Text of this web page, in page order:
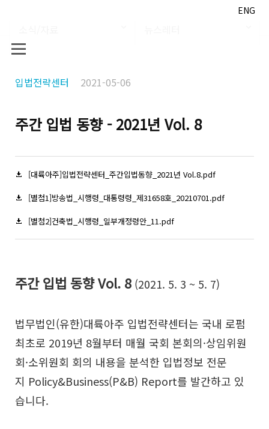
ENG
입법전략센터 2021-05-06
주간 입법 동향 - 2021년 Vol. 8
[대륙아주]입법전략센터_주간입법동향_2021년 Vol.8.pdf
[별첨1]방송법_시행령_대통령령_제31658호_20210701.pdf
[별첨2]건축법_시행령_일부개정령안_11.pdf
주간 입법 동향 Vol. 8 (2021. 5. 3 ~ 5. 7)
법무법인(유한)대륙아주 입법전략센터는 국내 로펌
최초로 2019년 8월부터 매월 국회 본회의·상임위원
회·소위원회 회의 내용을 분석한 입법정보 전문
지 Policy&Business(P&B) Report를 발간하고 있
습니다.